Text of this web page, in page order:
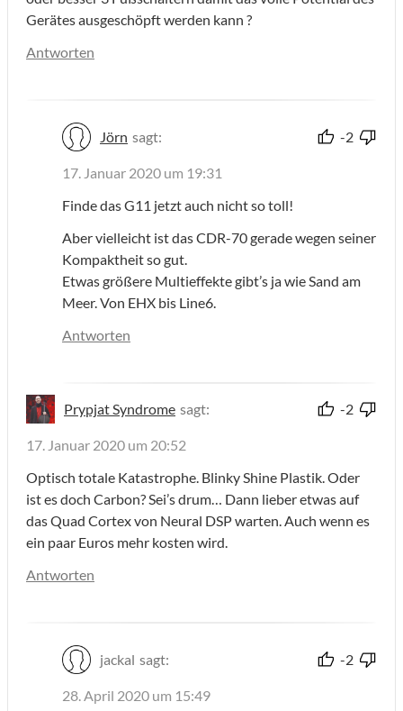
Gerätes ausgeschöpft werden kann ?
Antworten
Jörn sagt: -2
17. Januar 2020 um 19:31
Finde das G11 jetzt auch nicht so toll!
Aber vielleicht ist das CDR-70 gerade wegen seiner
Kompaktheit so gut.
Etwas größere Multieffekte gibt’s ja wie Sand am
Meer. Von EHX bis Line6.
Antworten
Prypjat Syndrome sagt: -2
17. Januar 2020 um 20:52
Optisch totale Katastrophe. Blinky Shine Plastik. Oder
ist es doch Carbon? Sei’s drum… Dann lieber etwas auf
das Quad Cortex von Neural DSP warten. Auch wenn es
ein paar Euros mehr kosten wird.
Antworten
jackal sagt: -2
28. April 2020 um 15:49